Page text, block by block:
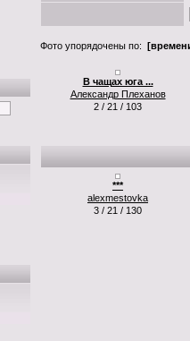
Фото упорядочены по:
В чащах юга ...
Александр Плеханов
2 / 21 / 103
***
alexmestovka
3 / 21 / 130